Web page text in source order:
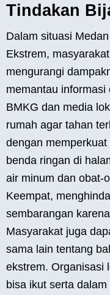
Tindakan
Dalam situasi
Ekstrem,
mengurangi
memantau
BMKG dan media
rumah agar tahan
dengan
benda ringan di
air minum dan obat-
Keempat,
sembarangan
Masyarakat juga
sama lain tentang
ekstrem. Organisasi
bisa ikut serta